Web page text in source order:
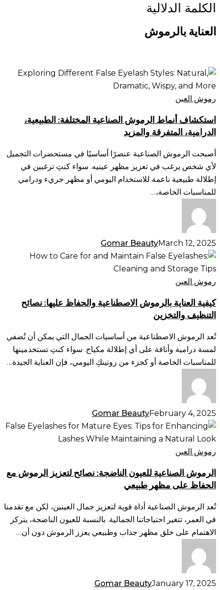
الكلمة الدلالية
العناية بالرموش
استكشاف
أنماط
الرموش
المختلفة:
الطبيعية،
الدرامية،
المتفرقة
والمزيد
رموش العين
استكشاف أنماط الرموش الصناعية المختلفة: الطبيعية،
الدرامية، المتفرقة والمزيد
أصبحت الرموش الصناعية عنصرًا أساسيًا في مستحضرات التجميل
لأي شخص يرغب في تعزيز مظهر عينيه. سواء كنتِ ترغبين في
إطلالة طبيعية ناعمة للاستخدام اليومي أو مظهر جريء ودرامي
للمناسبات الخاصة،…
Gomar BeautyMarch 12, 2025
كيفية
العناية
بالرموش
والحفاظ
عليها:
نصائح
التنظيف
والتخزين
رموش العين
كيفية العناية بالرموش الاصطناعية والحفاظ عليها: نصائح
التنظيف والتخزين
تُعد الرموش الاصطناعية من أساسيات الجمال التي يمكن أن تُضفي
لمسة درامية وأناقة على أي إطلالة مكياج. سواء كنتِ تستخدمينها
للمناسبات الخاصة أو كجزء من روتينكِ اليومي، فإن العناية الجيدة…
Gomar BeautyFebruary 4, 2025
الرموش
الصناعية
للعيون
نصائح
لتعزيز
الرموش
مع
الحفاظ
على
مظهر
طبيعي
رموش العين
الرموش الصناعية للعيون الناضجة: نصائح لتعزيز الرموش مع
الحفاظ على مظهر طبيعي
تُعد الرموش الصناعية أداة قوية لتعزيز جمال العينين، لكن مع تقدمنا
في العمر، تتغير احتياجاتنا الجمالية. بالنسبة للعيون الناضجة، يتركز
الاهتمام على خلق مظهر جذاب وطبيعي يعزز الرموش دون أن…
Gomar BeautyJanuary 17, 2025